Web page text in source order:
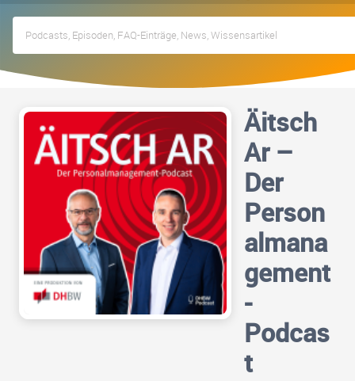
Äitsch
Ar –
Der
Person
almana
gement
-
Podcas
t